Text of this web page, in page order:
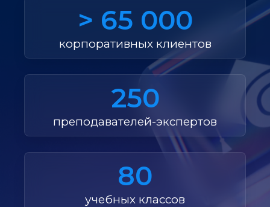
> 65 000
корпоративных клиентов
250
преподавателей-экспертов
80
учебных классов